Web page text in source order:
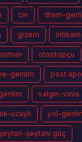
cin dram-
gizem intikam
orman otostopçu
gerilim post
salgın-virüs
uzaylı yol-
şeytani güç